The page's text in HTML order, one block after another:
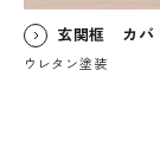
玄関框 カ
ウレタン塗装